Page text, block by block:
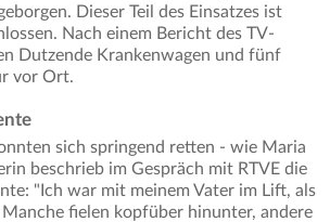
Dieser Teil des Einsatzes ist
Nach einem Bericht des TV-
Dutzende Krankenwagen und fünf
vor Ort.
sich springend retten - wie Maria
beschrieb im Gespräch mit RTVE die
"Ich war mit meinem Vater im Lift, als
fielen kopfüber hinunter, andere